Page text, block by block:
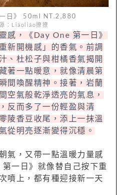
日》 50ml NT.2,880
：Liáoliáo撩撩
感，《Day One 第一日》
新開機感」的香氣。前調
、杜松子與柑橘香氣揭開
著一點暖意，就像清晨第
間喚醒精神。接著，岩蘭
空氣般乾淨透亮的氣息，
反而多了一份輕盈與清
陵香豆收尾，添上一抹溫
從明亮逐漸變得沉穩。
氣，又帶一點溫暖力量感
一日》就像替自己按下重
噴上，都有種迎接新一天